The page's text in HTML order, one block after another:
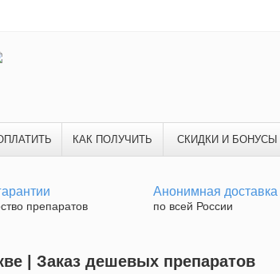
КАК ПОЛУЧИТЬ СКИДКИ И БОНУСЫ
препаратов
Анонимная доставка
по всей России
| Заказ дешевых препаратов